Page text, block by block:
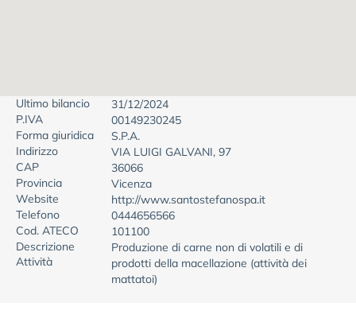
Ultimo bilancio
31/12/2024
P.IVA
00149230245
Forma giuridica
S.P.A.
Indirizzo
VIA LUIGI GALVANI, 97
CAP
36066
Provincia
Vicenza
Website
http://www.santostefanospa.it
Telefono
0444656566
Cod. ATECO
101100
Descrizione
Attività
Produzione di carne non di volatili e di
prodotti della macellazione (attività dei
mattatoi)